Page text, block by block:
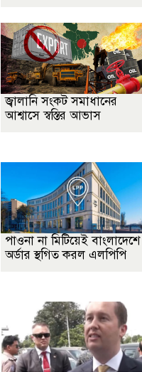
জ্বালানি সংকট সমাধানের
আশ্বাসে স্বস্তির আভাস
পাওনা না মিটিয়েই বাংলাদেশে
অর্ডার স্থগিত করল এলপিপি